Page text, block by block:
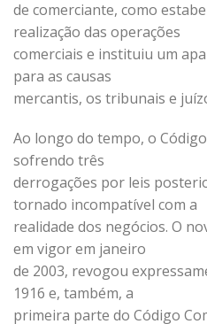
de comerciante, como
realização das operações
comerciais e instituiu um
para as causas
mercantis, os tribunais e
Ao longo do tempo, o
sofrendo três
derrogações por leis
tornado incompatível com a
realidade dos negócios. O
em vigor em janeiro
de 2003, revogou
1916 e, também, a
primeira parte do Código